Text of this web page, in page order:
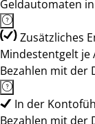
Geldautomaten
Zusätzliches
Mindestentgelt je
Bezahlen mit der
In der
Bezahlen mit der